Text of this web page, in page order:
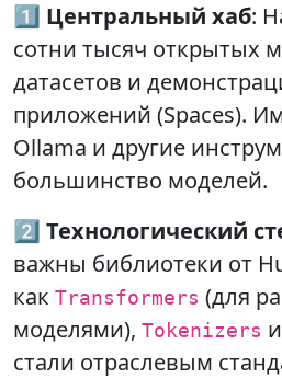
1️⃣ Центральный хаб:
сотни тысяч открытых
датасетов и
приложений (Spaces).
Ollama и другие
большинство моделей.
2️⃣ Технологический
важны библиотеки от
как Transformers (для
моделями), Tokenizers и
стали отраслевым